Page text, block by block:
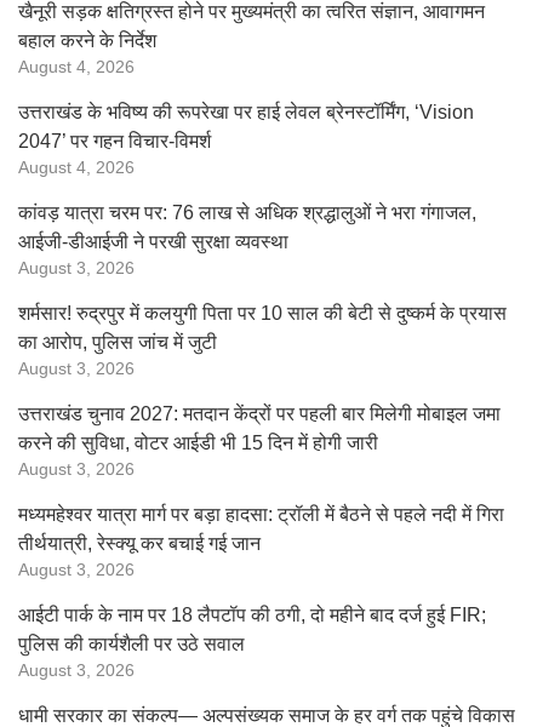
खैनूरी सड़क क्षतिग्रस्त होने पर मुख्यमंत्री का त्वरित संज्ञान, आवागमन
बहाल करने के निर्देश
August 4, 2026
उत्तराखंड के भविष्य की रूपरेखा पर हाई लेवल ब्रेनस्टॉर्मिंग, ‘Vision
2047’ पर गहन विचार-विमर्श
August 4, 2026
कांवड़ यात्रा चरम पर: 76 लाख से अधिक श्रद्धालुओं ने भरा गंगाजल,
आईजी-डीआईजी ने परखी सुरक्षा व्यवस्था
August 3, 2026
शर्मसार! रुद्रपुर में कलयुगी पिता पर 10 साल की बेटी से दुष्कर्म के प्रयास
का आरोप, पुलिस जांच में जुटी
August 3, 2026
उत्तराखंड चुनाव 2027: मतदान केंद्रों पर पहली बार मिलेगी मोबाइल जमा
करने की सुविधा, वोटर आईडी भी 15 दिन में होगी जारी
August 3, 2026
मध्यमहेश्वर यात्रा मार्ग पर बड़ा हादसा: ट्रॉली में बैठने से पहले नदी में गिरा
तीर्थयात्री, रेस्क्यू कर बचाई गई जान
August 3, 2026
आईटी पार्क के नाम पर 18 लैपटॉप की ठगी, दो महीने बाद दर्ज हुई FIR;
पुलिस की कार्यशैली पर उठे सवाल
August 3, 2026
धामी सरकार का संकल्प— अल्पसंख्यक समाज के हर वर्ग तक पहुंचे विकास